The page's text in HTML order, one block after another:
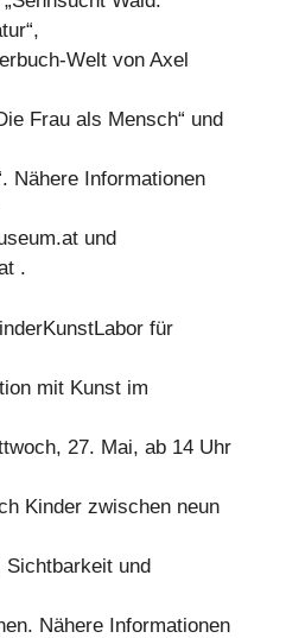
Welt von Axel
Frau als Mensch“ und
Nähere Informationen
und
.
für
mit Kunst im
27. Mai, ab 14 Uhr
Kinder zwischen neun
Sichtbarkeit und
Nähere Informationen